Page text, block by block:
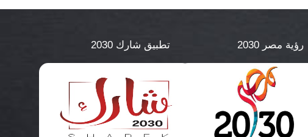
رؤية مصر 2030 تطبيق شارك 2030